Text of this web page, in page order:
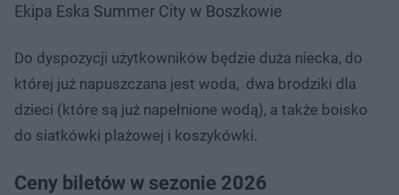
Ekipa Eska Summer City w Boszkowie
Do dyspozycji użytkowników będzie duża niecka, do
której już napuszczana jest woda, dwa brodziki dla
dzieci (które są już napełnione wodą), a także boisko
do siatkówki plażowej i koszykówki.
Ceny biletów w sezonie 2026